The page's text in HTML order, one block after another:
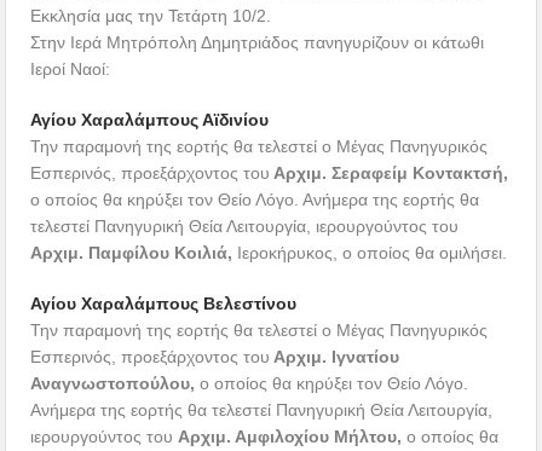
Εκκλησία μας την Τετάρτη 10/2.
Στην Ιερά Μητρόπολη Δημητριάδος πανηγυρίζουν οι κάτωθι
Ιεροί Ναοί:
Αγίου Χαραλάμπους Αϊδινίου
Την παραμονή της εορτής θα τελεστεί ο Μέγας Πανηγυρικός
Εσπερινός, προεξάρχοντος του Αρχιμ. Σεραφείμ Κοντακτσή,
ο οποίος θα κηρύξει τον Θείο Λόγο. Ανήμερα της εορτής θα
τελεστεί Πανηγυρική Θεία Λειτουργία, ιερουργούντος του
Αρχιμ. Παμφίλου Κοιλιά, Ιεροκήρυκος, ο οποίος θα ομιλήσει.
Αγίου Χαραλάμπους Βελεστίνου
Την παραμονή της εορτής θα τελεστεί ο Μέγας Πανηγυρικός
Εσπερινός, προεξάρχοντος του Αρχιμ. Ιγνατίου
Αναγνωστοπούλου, ο οποίος θα κηρύξει τον Θείο Λόγο.
Ανήμερα της εορτής θα τελεστεί Πανηγυρική Θεία Λειτουργία,
ιερουργούντος του Αρχιμ. Αμφιλοχίου Μήλτου, ο οποίος θα